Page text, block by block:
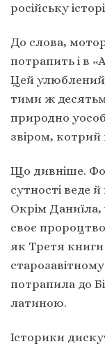
російську
До слова,
потрапить і в
Цей улюблений
тими ж
природно
звіром, котрий
Що дивніше.
сутності веде
Окрім Даниїла,
своє
як Третя книги
потрапила до
латиною.
Історики